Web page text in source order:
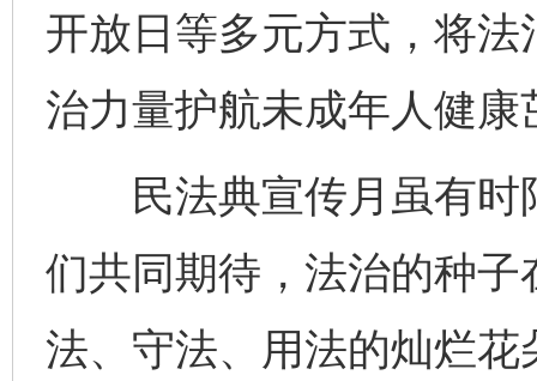
开放日等多元方式，将
治力量护航未成年人健康
民法典宣传月虽有时
们共同期待，法治的种
法、守法、用法的灿烂花